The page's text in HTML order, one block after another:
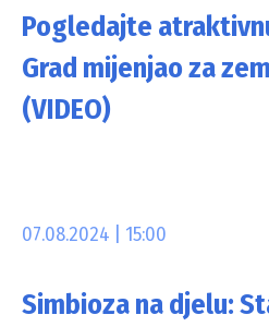
Pogledajte
Grad mijenjao za
(VIDEO)
07.08.2024 | 15:00
Simbioza na djelu: